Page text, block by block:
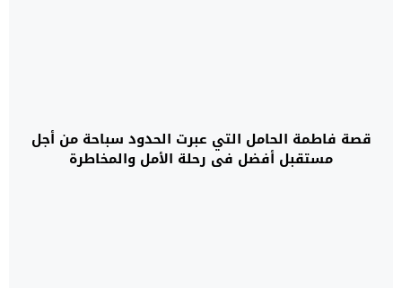
قصة فاطمة الحامل التي عبرت الحدود سباحة من أجل
مستقبل أفضل في رحلة الأمل والمخاطرة